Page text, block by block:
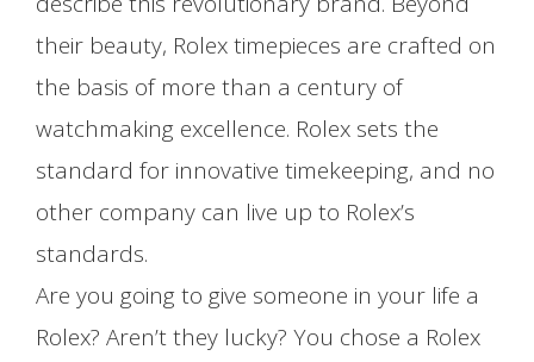
their beauty, Rolex timepieces are crafted on
the basis of more than a century of
watchmaking excellence. Rolex sets the
standard for innovative timekeeping, and no
other company can live up to Rolex’s
standards.
Are you going to give someone in your life a
Rolex? Aren’t they lucky? You chose a Rolex